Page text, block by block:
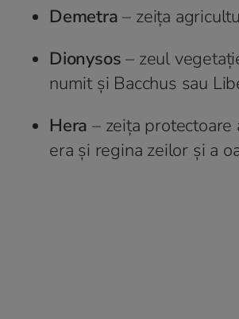
Demetra– zeița
Dionysos– zeul
numit și Bacchus sau
Hera – zeița protectoare
era și regina zeilor și a